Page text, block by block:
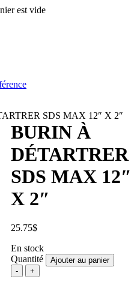
est vide
SDS MAX 12″ X 2″
BURIN À
DÉTARTRER
SDS MAX 12″
X 2″
25.75$
En stock
Quantité
BURIN
À
Ajouter au panier